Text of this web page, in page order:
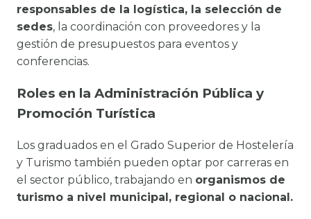
responsables de la logística, la selección de
sedes, la coordinación con proveedores y la
gestión de presupuestos para eventos y
conferencias.
Roles en la Administración Pública y
Promoción Turística
Los graduados en el Grado Superior de Hostelería
y Turismo también pueden optar por carreras en
el sector público, trabajando en organismos de
turismo a nivel municipal, regional o nacional.